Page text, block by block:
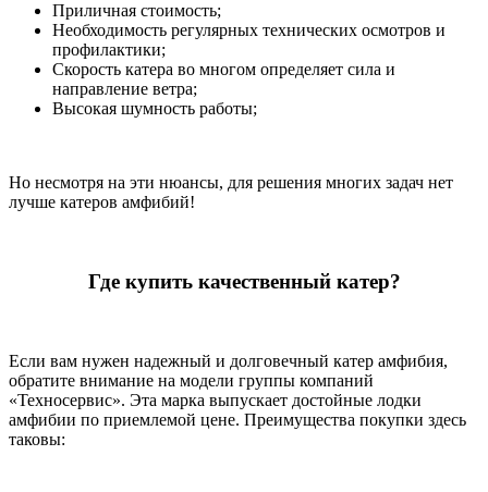
Приличная стоимость;
Необходимость регулярных технических осмотров и
профилактики;
Скорость катера во многом определяет сила и
направление ветра;
Высокая шумность работы;
Но несмотря на эти нюансы, для решения многих задач нет
лучше катеров амфибий!
Где купить качественный катер?
Если вам нужен надежный и долговечный катер амфибия,
обратите внимание на модели группы компаний
«Техносервис». Эта марка выпускает достойные лодки
амфибии по приемлемой цене. Преимущества покупки здесь
таковы: